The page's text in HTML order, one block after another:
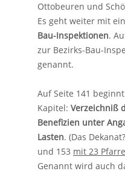
Ottobeuren und
Es geht weiter mit
Bau-Inspektionen.
zur Bezirks-Bau-
genannt.
Auf Seite 141
Kapitel: Verzeichniß
Benefizien unter
Lasten. (Das
und 153 mit 23
Genannt wird auch